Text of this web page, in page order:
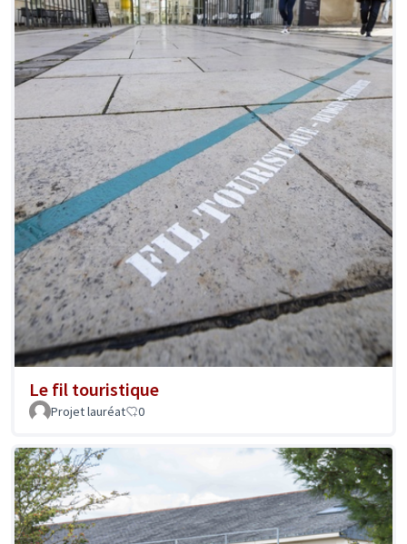
Le fil touristique
Projet lauréat 0